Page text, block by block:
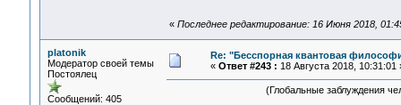
« Последнее редактирование: 16 Июня 2018,
platonik
Модератор своей темы
Постоялец
Сообщений: 405
Re: "Бесспорная квантовая
« Ответ #243 : 18 Августа 2018, 10:31:01
(Глобальные заблуждения